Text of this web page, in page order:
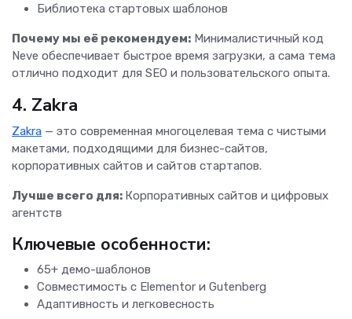
Библиотека стартовых шаблонов
Почему мы её рекомендуем: Минималистичный код
Neve обеспечивает быстрое время загрузки, а сама тема
отлично подходит для SEO и пользовательского опыта.
4. Zakra
Zakra — это современная многоцелевая тема с чистыми
макетами, подходящими для бизнес-сайтов,
корпоративных сайтов и сайтов стартапов.
Лучше всего для: Корпоративных сайтов и цифровых
агентств
Ключевые особенности:
65+ демо-шаблонов
Совместимость с Elementor и Gutenberg
Адаптивность и легковесность